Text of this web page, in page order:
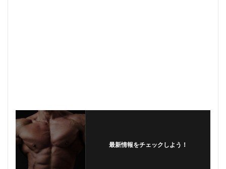
最新情報をチェックしよう！